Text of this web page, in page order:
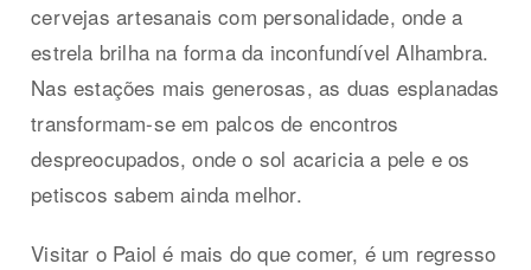
cervejas artesanais com personalidade, onde a
estrela brilha na forma da inconfundível Alhambra.
Nas estações mais generosas, as duas esplanadas
transformam-se em palcos de encontros
despreocupados, onde o sol acaricia a pele e os
petiscos sabem ainda melhor.
Visitar o Paiol é mais do que comer, é um regresso